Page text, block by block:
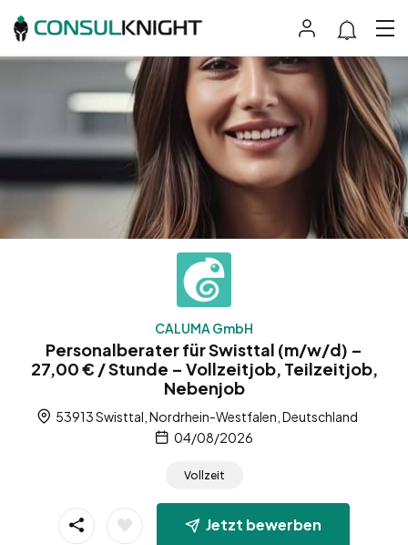
CALUMA GmbH
Personalberater für Swisttal (m/w/d) –
27,00 € / Stunde – Vollzeitjob, Teilzeitjob,
Nebenjob
53913 Swisttal, Nordrhein-Westfalen, Deutschland
04/08/2026
Vollzeit
Jetzt bewerben